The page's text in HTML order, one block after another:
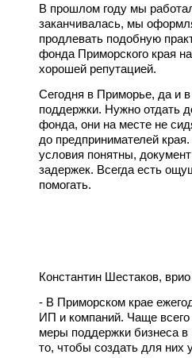
В прошлом году мы
заканчивалась, мы
продлевать подобную
фонда Приморского края
хорошей репутацией.
Сегодня в Приморье, да и
поддержки. Нужно отдать
фонда, они на месте не
до предпринимателей
условия понятны,
задержек. Всегда есть
помогать.
Константин Шестаков,
- В Приморском крае
ИП и компаний. Чаще
меры поддержки бизнеса
то, чтобы создать для них